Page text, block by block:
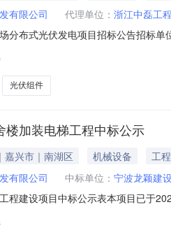
有限公司 代理单位： 浙江中磊工
分布式光伏发电项目招标公告招标
湖区新丰镇银杏商业广场工程类别
光伏组件
楼加装电梯工程中标公示
嘉兴市｜南湖区 机械设备
工程
有限公司 中标单位： 宁波龙颖建
程建设项目中标公示表本项目已于
价有限公司工程规模该项目在新荷